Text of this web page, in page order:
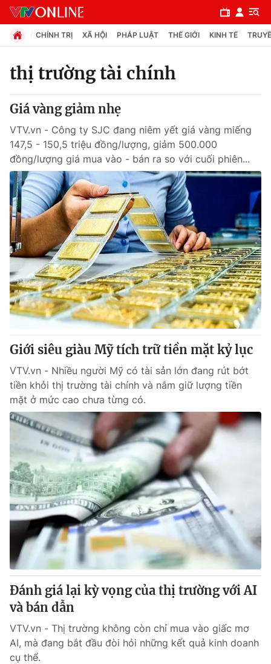
Chuyên mục
Xã hội
Pháp luật
Y tế
Thế giới
Tin tức
Thế giới đó đây
Câu chuyện quốc tế
Kinh tế
Tài chính
Thị trường
Góc doanh nghiệp
Dữ liệu và đời sống
Truyền hình
Phim VTV
Hậu trường
Nhân vật
Khán giả
Giải sao mai
Giải trí
Điện ảnh
Âm nhạc
Sao
Đời sống
Du lịch
Làm đẹp
Chất lượng cuộc sống
Giáo dục
Tuyển sinh
Học trực tuyến
Công nghệ
Hitech Công nghệ tương lai
Sản phẩm
Thị trường
Tư vấn
Giao lưu trực tuyến
Lịch phát sóng
Chuyên mục khác
Emagazine Podcast
CHÍNH TRỊ XÃ HỘI PHÁP LUẬT THẾ GIỚI KINH TẾ
thị trường tài chính
Giá vàng giảm nhẹ
VTV.vn - Công ty SJC đang niêm yết giá vàng miếng
147,5 - 150,5 triệu đồng/lượng, giảm 500.000
đồng/lượng giá mua vào - bán ra so với cuối phiên...
Giới siêu giàu Mỹ tích trữ tiền mặt kỷ lục
VTV.vn - Nhiều người Mỹ có tài sản lớn đang rút bớt
tiền khỏi thị trường tài chính và nắm giữ lượng tiền
mặt ở mức cao chưa từng có.
Đánh giá lại kỳ vọng của thị trường với AI
và bán dẫn
VTV.vn - Thị trường không còn chỉ mua vào giấc mơ
AI, mà đang bắt đầu đòi hỏi những kết quả kinh doanh
cụ thể.